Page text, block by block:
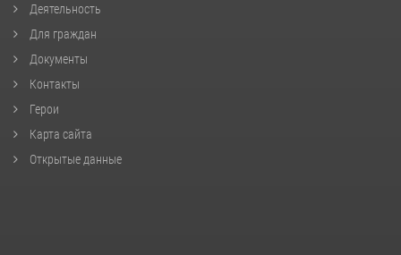
Деятельность
Для граждан
Документы
Контакты
Герои
Карта сайта
Открытые данные